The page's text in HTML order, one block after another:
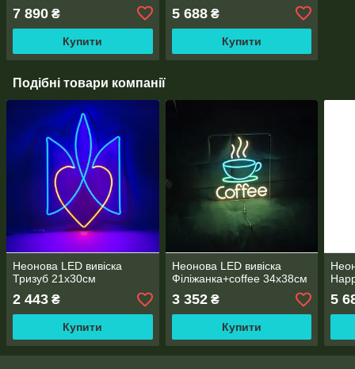
7 890 ₴
Купити
5 688₴
Купити
Подібні товари компанії
Неонова LED вивіска
Тризуб 21х30cм
2 443 ₴
Купити
Неонова LED вивіска
Філіжанка+coffee 34х38cм
3 352₴
Купити
5